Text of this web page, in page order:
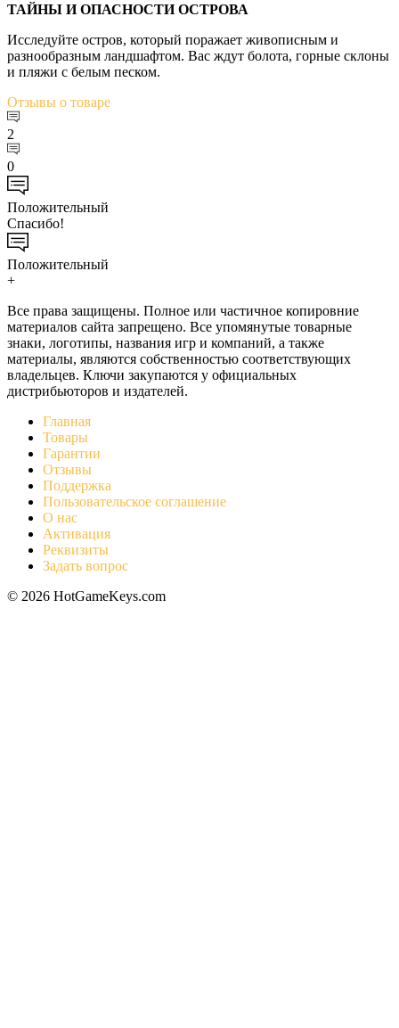
ТАЙНЫ И ОПАСНОСТИ ОСТРОВА
Исследуйте остров, который поражает живописным и
разнообразным ландшафтом. Вас ждут болота, горные склоны
и пляжи с белым песком.
Отзывы о товаре
2
0
Положительный
Спасибо!
Положительный
+
Все права защищены. Полное или частичное копировние
материалов сайта запрещено. Все упомянутые товарные
знаки, логотипы, названия игр и компаний, а также
материалы, являются собственностью соответствующих
владельцев. Ключи закупаются у официальных
дистрибьюторов и издателей.
Главная
Товары
Гарантии
Отзывы
Поддержка
Пользовательское соглашение
О нас
Активация
Реквизиты
Задать вопрос
© 2026 HotGameKeys.com